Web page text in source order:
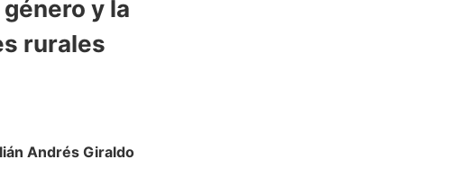
y la
rurales
Andrés Giraldo